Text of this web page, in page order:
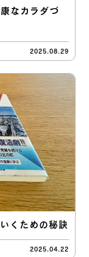
なカラダづ
2025.08.29
くための秘訣
2025.04.22